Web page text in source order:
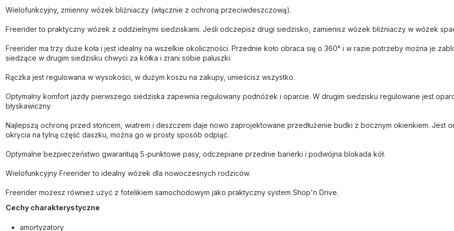
Wielofunkcyjny, zmienny wózek bliźniaczy (włącznie z ochroną przeciwdeszczową).
Freerider to praktyczny wózek z oddzielnymi siedziskami. Jeśli odczepisz drugi siedzisko, zamienisz wózek bliźniaczy w wózek
Freerider ma trzy duże koła i jest idealny na wszelkie okoliczności. Przednie koło obraca się o 360° i w razie potrzeby można je
siedzące w drugim siedzisku chwyci za kółka i zrani sobie paluszki.
Rączka jest regulowana w wysokości, w dużym koszu na zakupy, umieścisz wszystko.
Optymalny komfort jazdy pierwszego siedziska zapewnia regulowany podnóżek i oparcie. W drugim siedzisku regulowane jest
błyskawiczny.
Najlepszą ochronę przed słońcem, wiatrem i deszczem daje nowo zaprojektowane przedłużenie budki z bocznym okienkiem. Jest
okrycia na tylną część daszku, można go w prosty sposób odpiąć.
Optymalne bezpieczeństwo gwarantują 5-punktowe pasy, odczepiane przednie barierki i podwójna blokada kół.
Wielofunkcyjny Freerider to idealny wózek dla nowoczesnych rodziców.
Freerider możesz również użyć z fotelikiem samochodowym jako praktyczny system Shop'n Drive.
Cechy charakterystyczne
amortyzatory